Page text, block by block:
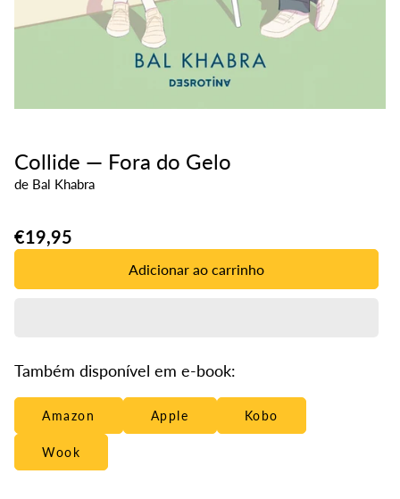
Collide — Fora do Gelo
de Bal Khabra
Translation
missing:
€19,95
Adicionar ao carrinho
Também disponível em e-book:
Amazon Apple Kobo
Wook